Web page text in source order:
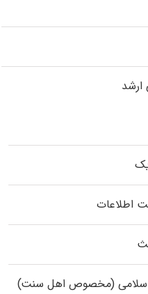
ارشد
اطلاعات
اسلامی (مخصوص اهل سنت)